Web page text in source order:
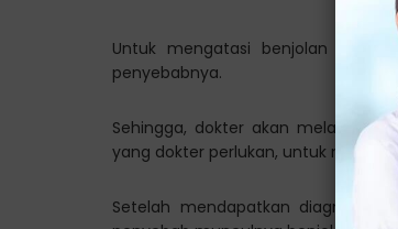
Untuk mengatasi benjolan di
penyebabnya.
Sehingga, dokter akan melakukan
yang dokter perlukan, untuk
Setelah mendapatkan diagnosis